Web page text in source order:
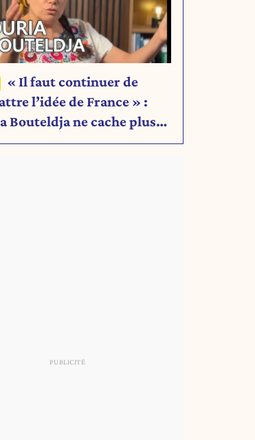
« Il faut continuer de
l’idée de France » :
Bouteldja ne cache plus
son projet